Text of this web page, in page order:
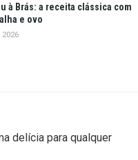
à Brás: a receita clássica com
e ovo
2026
delícia para qualquer